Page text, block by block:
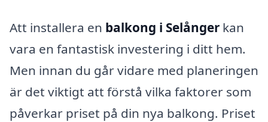
Att installera en balkong i Selånger kan
vara en fantastisk investering i ditt hem.
Men innan du går vidare med planeringen
är det viktigt att förstå vilka faktorer som
påverkar priset på din nya balkong. Priset